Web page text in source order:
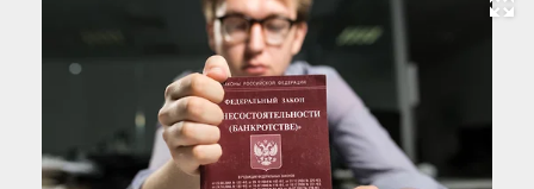
Развернуть